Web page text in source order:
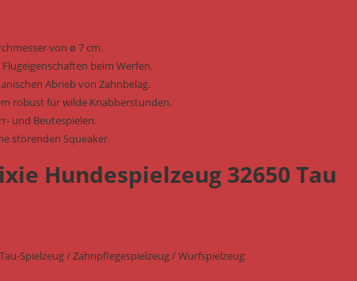
von ø 7 cm.
beim Werfen.
Abrieb von Zahnbelag.
robust für wilde Knabberstunden.
und Beutespielen.
störenden Squeaker.
Hundespielzeug 32650 Tau
Spielzeug / Zahnpflegespielzeug / Wurfspielzeug